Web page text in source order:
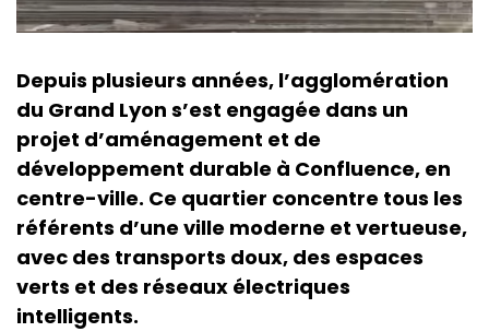
Depuis plusieurs années, l’agglomération
du Grand Lyon s’est engagée dans un
projet d’aménagement et de
développement durable à Confluence, en
centre-ville. Ce quartier concentre tous les
référents d’une ville moderne et vertueuse,
avec des transports doux, des espaces
verts et des réseaux électriques
intelligents.